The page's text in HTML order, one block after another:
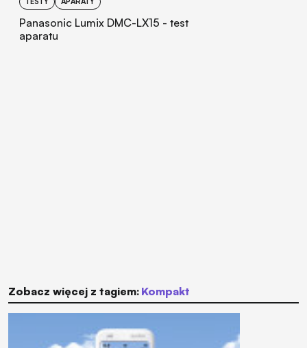
Panasonic Lumix DMC-LX15 - test
aparatu
Zobacz więcej z tagiem: kompakt